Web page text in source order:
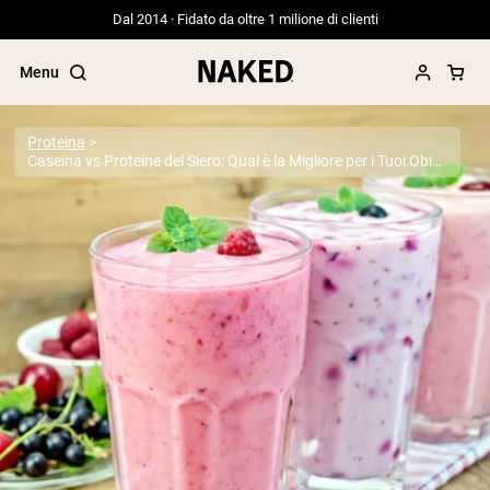
Dal 2014 · Fidato da oltre 1 milione di clienti
Menu
Termini di ricerca popolari
”Protein Powder“
”Overnight Oats“
”Vegan protein“
”Collagen“
”Micellar Casein“
PROTEIN POWDERSBest Seller
Proteina di piselli
Proteine del Siero di Latte da
Allevamento al Pascolo
Proteina
Caseina vs Proteine del Siero: Qual è la Migliore per i Tuoi Obiettivi? Analisi Basata su Evidenze 2025